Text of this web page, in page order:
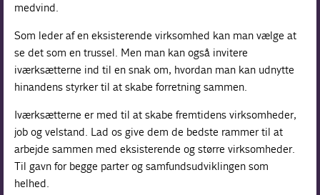
medvind.
Som leder af en eksisterende virksomhed kan man vælge at
se det som en trussel. Men man kan også invitere
iværksætterne ind til en snak om, hvordan man kan udnytte
hinandens styrker til at skabe forretning sammen.
Iværksætterne er med til at skabe fremtidens virksomheder,
job og velstand. Lad os give dem de bedste rammer til at
arbejde sammen med eksisterende og større virksomheder.
Til gavn for begge parter og samfundsudviklingen som
helhed.